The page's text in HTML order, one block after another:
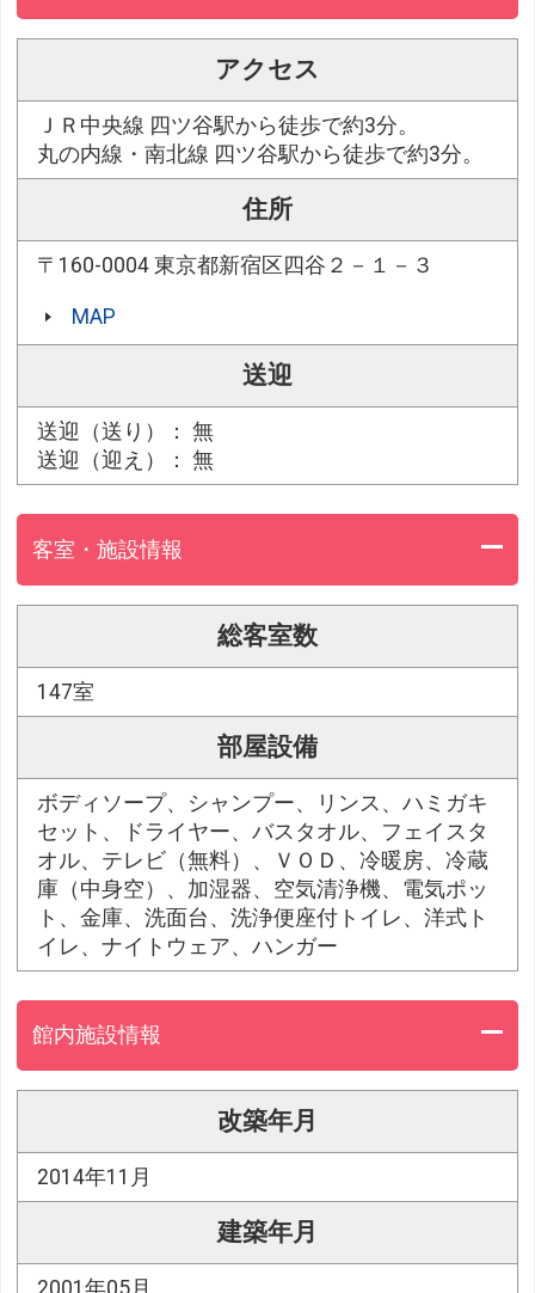
アクセス
ＪＲ中央線 四ツ谷駅から徒歩で約3分。
丸の内線・南北線 四ツ谷駅から徒歩で約3分。
住所
〒160-0004 東京都新宿区四谷２－１－３
MAP
送迎
送迎（送り）： 無
送迎（迎え）： 無
客室・施設情報
総客室数
147室
部屋設備
ボディソープ、シャンプー、リンス、ハミガキ
セット、ドライヤー、バスタオル、フェイスタ
オル、テレビ（無料）、ＶＯＤ、冷暖房、冷蔵
庫（中身空）、加湿器、空気清浄機、電気ポッ
ト、金庫、洗面台、洗浄便座付トイレ、洋式ト
イレ、ナイトウェア、ハンガー
館内施設情報
改築年月
2014年11月
建築年月
2001年05月